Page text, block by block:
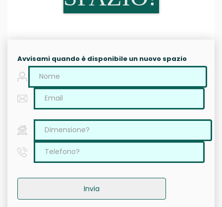
Avvisami quando è disponibile un nuovo spazio
Invia